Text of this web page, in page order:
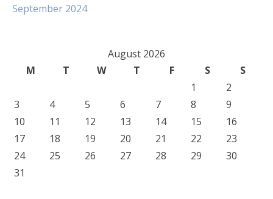
September 2024
August 2026
M
T W T F S
S
1
2
3
4 5 6 7 8
9
10
11 12 13 14 15
16
17
18 19 20 21 22
23
24
25 26 27 28 29
30
31